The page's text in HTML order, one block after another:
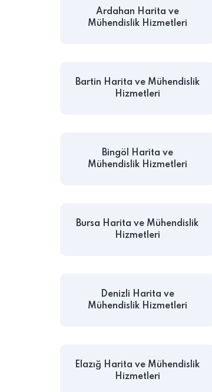
Ardahan Harita ve
Mühendislik Hizmetleri
Bartin Harita ve Mühendislik
Hizmetleri
Bingöl Harita ve
Mühendislik Hizmetleri
Bursa Harita ve Mühendislik
Hizmetleri
Denizli Harita ve
Mühendislik Hizmetleri
Elazığ Harita ve Mühendislik
Hizmetleri